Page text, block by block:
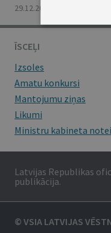
29.12.2011., Nr. 204
ĪSCEĻI
Izsoles
Amatu konkursi
Mantojumu ziņas
Likumi
Ministru kabineta
Latvijas Republikas
publikācija.
© VSIA LATVIJAS